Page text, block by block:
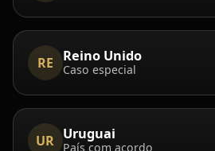
RE Reino Unido
Caso especial
UR Uruguai
País com acordo